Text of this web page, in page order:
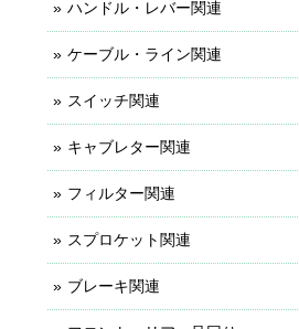
ハンドル・レバー関連
ケーブル・ライン関連
スイッチ関連
キャブレター関連
フィルター関連
スプロケット関連
ブレーキ関連